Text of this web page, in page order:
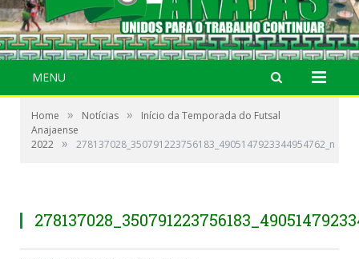
MENU
Home » Notícias »
Início da Temporada do Futsal
Anajaense
2022 » 278137028_350791223756183_4905147923344954762_n